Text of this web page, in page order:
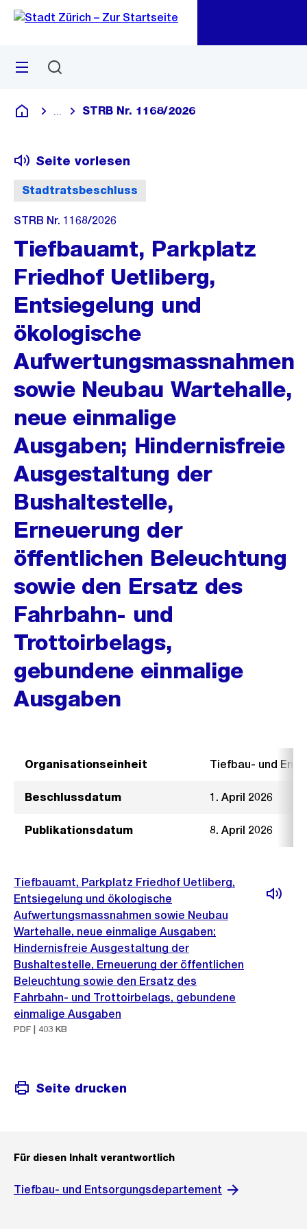
Navigation
Sprunglink
Menü
Deutsch
Blende alle Breadcrumbs ein
STRB Nr. 1168/2026
Stadtratsbeschluss
Seite vorlesen
STRB Nr. 1168/2026
Tiefbauamt, Parkplatz
Friedhof Uetliberg,
Entsiegelung und
ökologische
Aufwertungsmassnahmen
sowie Neubau Wartehalle,
neue einmalige
Ausgaben; Hindernisfreie
Ausgestaltung der
Bushaltestelle,
Erneuerung der
öffentlichen Beleuchtung
sowie den Ersatz des
Fahrbahn- und
Trottoirbelags,
gebundene einmalige
Ausgaben
Organisationseinheit Tiefbau- und
Beschlussdatum 1. April 2026
Publikationsdatum 8. April 2026
Tiefbauamt, Parkplatz Friedhof Uetliberg,
Entsiegelung und ökologische
Aufwertungsmassnahmen sowie Neubau
Wartehalle, neue einmalige Ausgaben;
Hindernisfreie Ausgestaltung der
Bushaltestelle, Erneuerung der öffentlichen
Beleuchtung sowie den Ersatz des
Fahrbahn- und Trottoirbelags, gebundene
einmalige Ausgaben
PDF | 403 KB
Seite drucken
Für diesen Inhalt verantwortlich
Tiefbau- und Entsorgungsdepartement